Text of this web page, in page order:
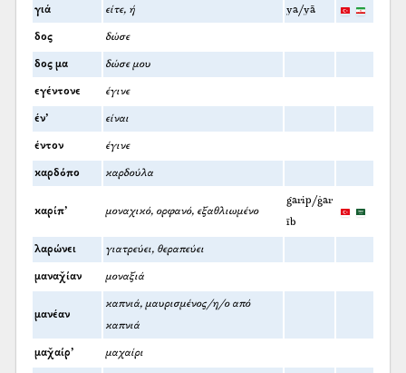
γιά είτε, ή ya/yā
δος δώσε
δος μα δώσε μου
εγέντονε έγινε
έν’ είναι
έντον έγινε
καρδόπο καρδούλα
καρίπ’ μοναχικό, ορφανό, εξαθλιωμένο
garip/ġar
īb
λαρώνει γιατρεύει, θεραπεύει
μαναχ̌ίαν μοναξιά
μανέαν
καπνιά, μαυρισμένος/η/ο από
καπνιά
μαχ̌αίρ’ μαχαίρι